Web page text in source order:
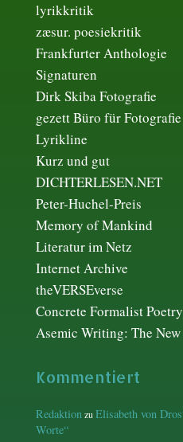
lyrikkritik
zæsur. poesiekritik
Frankfurter Anthologie
Signaturen
Dirk Skiba Fotografie
gezett Büro für Fotografie
Lyrikline
Kurz und gut
DICHTERLESEN.NET
Peter-Huchel-Preis
Memory of Mankind
Literatur im Netz
Internet Archive
theVERSEverse
Concrete Formalist Poetry
Asemic Writing: The
Kommentiert
RedaktionzuElisabeth von
Worte“